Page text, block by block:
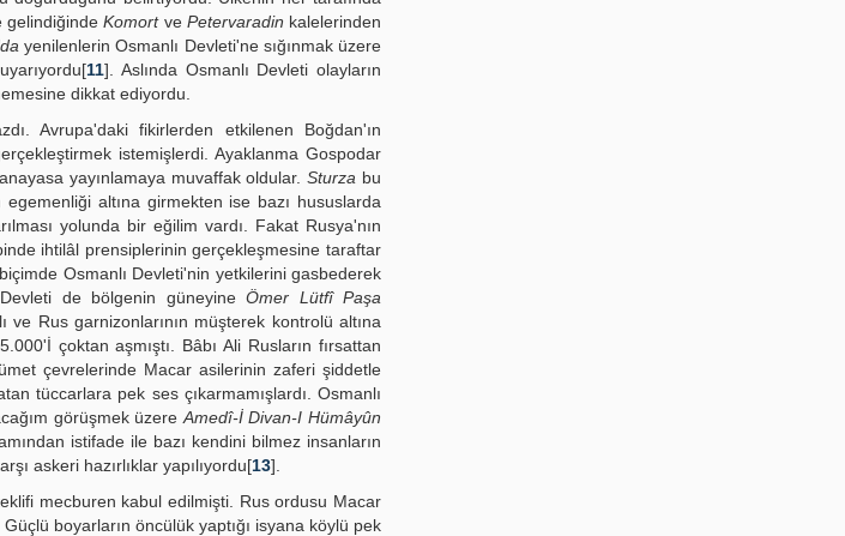
gelindi­ğindeKomortve Petervaradin kalelerinden
yenilenlerin Osmanlı Devleti'ne sığınmak üzere
11]. Aslında Osmanlı Devleti olayların
dikkat ediyordu.
Avrupa'daki fikirlerden etkilenen Boğdan'ın
istemişlerdi. Ayaklanma Gospodar
anayasa yayınlamaya muvaffak oldular.Sturza bu
altına girmekten ise bazı husus­larda
yolunda bir eğilim vardı. Fakat Rusya'nın
ihtilâl prensiplerinin gerçekleşmesine taraftar
Osmanlı Devleti'nin yetkilerini gasbederek
Devleti de bölgenin güneyineÖmer Lütfî Paşa
Rus garnizonlarının müşterek kontrolü altına
çoktan aşmıştı. Bâbı Ali Rusların fırsattan
çevrelerinde Macar asilerinin zaferi şiddetle
tüccarlara pek ses çıkarmamışlardı. Osmanlı
görüşmek üzere Amedî-İ Divan-I Hümâyûn
istifade ile bazı kendini bilmez insanların
askeri hazırlıklar yapılıyordu[13].
mecburen kabul edilmişti. Rus ordusu Macar
boyarların öncülük yaptığı isyana köylü pek